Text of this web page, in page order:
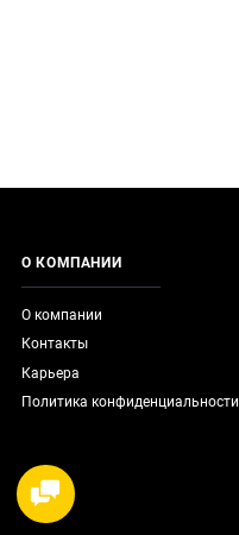
О КОМПАНИИ
О компании
Контакты
Карьера
Политика конфиденциальности